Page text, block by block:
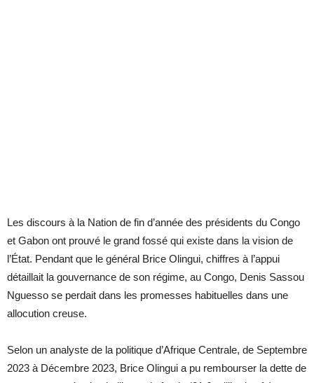
Les discours à la Nation de fin d’année des présidents du Congo
et Gabon ont prouvé le grand fossé qui existe dans la vision de
l’État. Pendant que le général Brice Olingui, chiffres à l’appui
détaillait la gouvernance de son régime, au Congo, Denis Sassou
Nguesso se perdait dans les promesses habituelles dans une
allocution creuse.
Selon un analyste de la politique d’Afrique Centrale, de Septembre
2023 à Décembre 2023, Brice Olingui a pu rembourser la dette de